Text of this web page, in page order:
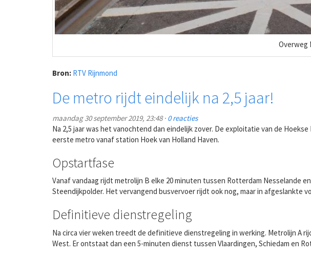
Overweg
Bron: RTV Rijnmond
De metro rijdt eindelijk na 2,5 jaar!
maandag 30 september 2019, 23:48 · 0 reacties
Na 2,5 jaar was het vanochtend dan eindelijk zover. De exploitatie van de
eerste metro vanaf station Hoek van Holland Haven.
Opstartfase
Vanaf vandaag rijdt metrolijn B elke 20 minuten tussen Rotterdam Nesselande
Steendijkpolder. Het vervangend busvervoer rijdt ook nog, maar in afgeslankte
Definitieve dienstregeling
Na circa vier weken treedt de definitieve dienstregeling in werking. Metrolijn A
West. Er ontstaat dan een 5-minuten dienst tussen Vlaardingen, Schiedam en